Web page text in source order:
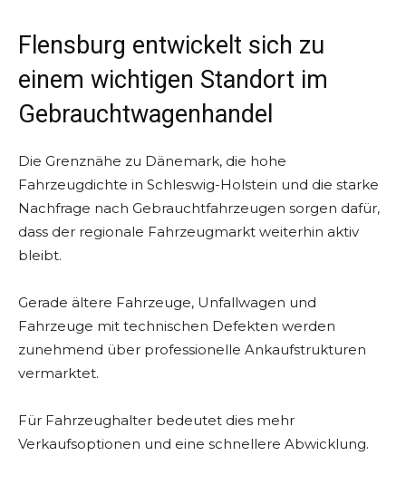
Flensburg entwickelt sich zu
einem wichtigen Standort im
Gebrauchtwagenhandel
Die Grenznähe zu Dänemark, die hohe
Fahrzeugdichte in Schleswig-Holstein und die starke
Nachfrage nach Gebrauchtfahrzeugen sorgen dafür,
dass der regionale Fahrzeugmarkt weiterhin aktiv
bleibt.
Gerade ältere Fahrzeuge, Unfallwagen und
Fahrzeuge mit technischen Defekten werden
zunehmend über professionelle Ankaufstrukturen
vermarktet.
Für Fahrzeughalter bedeutet dies mehr
Verkaufsoptionen und eine schnellere Abwicklung.